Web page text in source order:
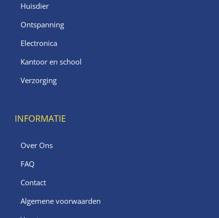
Huisdier
Ontspanning
Electronica
Kantoor en school
Verzorging
INFORMATIE
Over Ons
FAQ
Contact
Algemene voorwaarden